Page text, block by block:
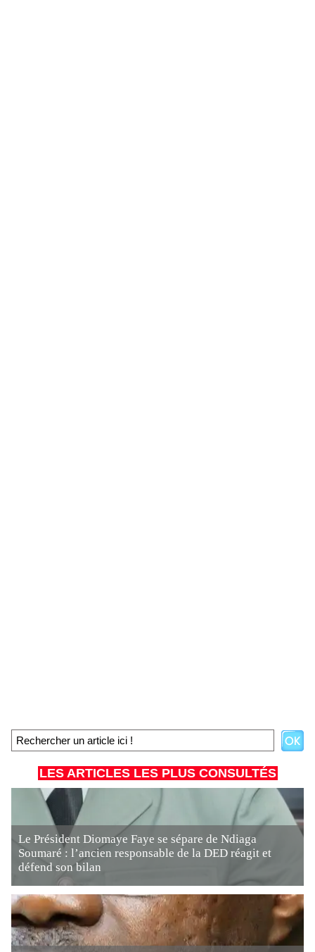
LES ARTICLES LES PLUS CONSULTÉS
Le Président Diomaye Faye se sépare de Ndiaga
Soumaré : l’ancien responsable de la DED réagit et
défend son bilan